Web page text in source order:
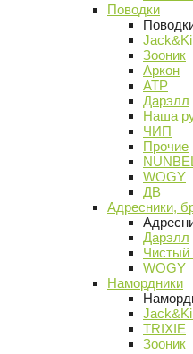
Поводки
Зооник
Аркон
АТР
Дарэлл
Наша
ЧИП
Прочие
WOGY
ДВ
Адресники,
Дарэлл
Чистый
WOGY
Намордники
TRIXIE
Зооник